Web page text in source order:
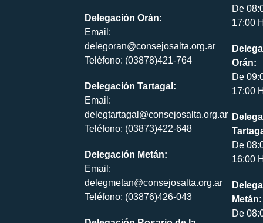
Delegación Orán:
Email:
delegoran@consejosalta.org.ar
Teléfono: (03878)421-764
Delegación Tartagal:
Email:
delegtartagal@consejosalta.org.ar
Teléfono: (03873)422-648
Delegación Metán:
Email:
delegmetan@consejosalta.org.ar
Teléfono: (03876)426-043
De
17:00
Orán:
De
17:00
De
16:00
Metán:
De